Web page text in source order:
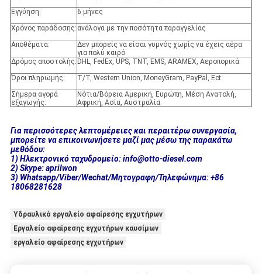
Εγγύηση:
6 μήνες
Χρόνος παράδοσης: ανάλογα με την ποσότητα παραγγελίας
Αποθέματα:
Δεν μπορείς να είσαι γυμνός χωρίς να έχεις αέρα
για πολύ καιρό.
Δρόμος αποστολής: DHL, FedEx, UPS, TNT, EMS, ARAMEX, Αεροπορικά
Όροι πληρωμής:
T/T, Western Union, MoneyGram, PayPal, Ect.
Σήμερα αγορά
εξαγωγής:
Νότια/Βόρεια Αμερική, Ευρώπη, Μέση Ανατολή,
Αφρική, Ασία, Αυστραλία
Για περισσότερες λεπτομέρειες και περαιτέρω συνεργασία,
μπορείτε να επικοινωνήσετε μαζί μας μέσω της παρακάτω
μεθόδου:
1) Ηλεκτρονικό ταχυδρομείο: info@otto-diesel.com
2) Skype: aprilwon
3) Whatsapp/Viber/Wechat/Μητογραφη/Τηλεφώνημα: +86
18068281628
Υδραυλικό εργαλείο αφαίρεσης εγχυτήρων
Εργαλείο αφαίρεσης εγχυτήρων καυσίμων
εργαλείο αφαίρεσης εγχυτήρων